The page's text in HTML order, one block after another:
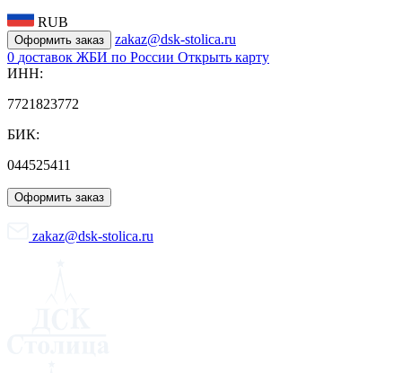
RUB
Оформить заказ
zakaz@dsk-stolica.ru
0 доставок ЖБИ по России Открыть карту
ИНН:
7721823772
БИК:
044525411
Оформить заказ
zakaz@dsk-stolica.ru